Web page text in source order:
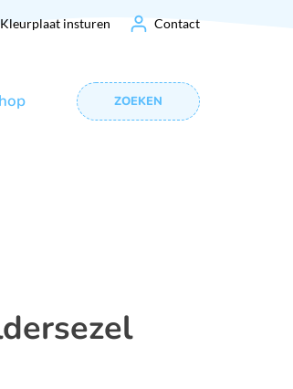
Kleurplaat insturen Contact
ZOEKEN